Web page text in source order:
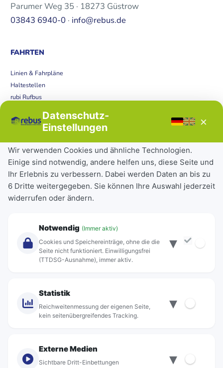
Parumer Weg 35 · 18273 Güstrow
03843 6940-0 · info@rebus.de
FAHRTEN
Linien & Fahrpläne
Haltestellen
rubi Rufbus
Störungen
Tickets & Tarife
Deutschlandticket
Schülerkarte
Einzeltickets
Abonnements
Über Rebus
Standorte
Datenschutz-
Einstellungen
×
Wir verwenden Cookies und ähnliche Technologien.
Einige sind notwendig, andere helfen uns, diese Seite und
Ihr Erlebnis zu verbessern. Dabei werden Daten an bis zu
6 Dritte weitergegeben. Sie können Ihre Auswahl jederzeit
widerrufen oder ändern.
Notwendig (Immer aktiv)
Cookies und Speichereinträge, ohne die die
Seite nicht funktioniert. Einwilligungsfrei
(TTDSG-Ausnahme), immer aktiv.
▾
Statistik
Reichweitenmessung der eigenen Seite,
kein seitenübergreifendes Tracking.
▾
Externe Medien
Sichtbare Dritt-Einbettungen
▾